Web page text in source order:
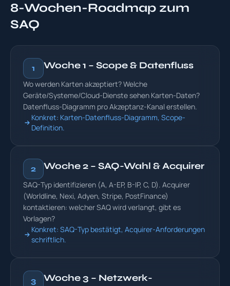
8-Wochen-Roadmap zum
SAQ
1 Woche 1 – Scope & Datenfluss
Wo werden Karten akzeptiert? Welche
Geräte/Systeme/Cloud-Dienste sehen Karten-Daten?
Datenfluss-Diagramm pro Akzeptanz-Kanal erstellen.
Konkret: Karten-Datenfluss-Diagramm, Scope-
Definition.
2 Woche 2 – SAQ-Wahl & Acquirer
SAQ-Typ identifizieren (A, A-EP, B-IP, C, D). Acquirer
(Worldline, Nexi, Adyen, Stripe, PostFinance)
kontaktieren: welcher SAQ wird verlangt, gibt es
Vorlagen?
Konkret: SAQ-Typ bestätigt, Acquirer-Anforderungen
schriftlich.
3
Woche 3 – Netzwerk-